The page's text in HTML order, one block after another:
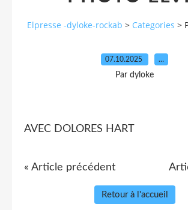
Elpresse -dyloke-rockab > Categories >
07.10.2025 …
Par dyloke
AVEC DOLORES HART
« Article précédent
Retour à l'accueil